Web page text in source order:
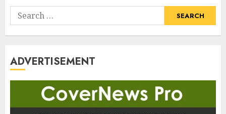
Search
for:
ADVERTISEMENT